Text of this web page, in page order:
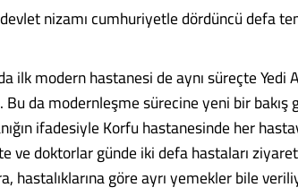
nizamı cumhuriyetle dördüncü defa
ilk modern hastanesi de aynı süreçte Yedi
da modernleşme sürecine yeni bir bakış
ifadesiyle Korfu hastanesinde her
ve doktorlar günde iki defa hastaları ziyaret
göre ayrı yemekler bile